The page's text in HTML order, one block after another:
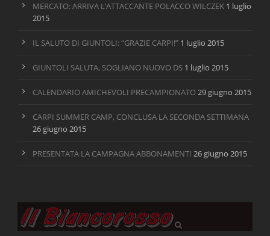
MERCATO: ARRIVA L’ATTACCANTE POLACCO WILCZEK 1 luglio
2015
IL SALUTO DI GIUNTOLI: “GRAZIE CARPI!” 1 luglio 2015
GIUNTOLI SALUTA, SOGLIANO NUOVO DS 1 luglio 2015
CALENDARIO AMICHEVOLI PRECAMPIONATO29 giugno 2015
CARPI SUMMER CAMP, CONCLUSA LA SECONDA SETTIMANA
26 giugno 2015
PRESENTATA LA CAMPAGNA ABBONAMENTI 26 giugno 2015